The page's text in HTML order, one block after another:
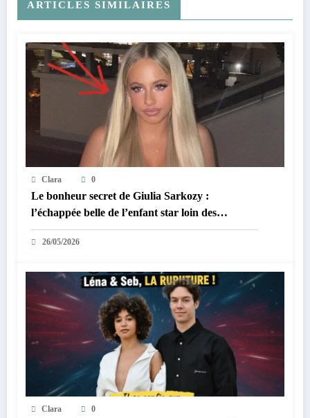
ARTICLES SIMILAIRES
Clara 0
Le bonheur secret de Giulia Sarkozy :
l’échappée belle de l’enfant star loin des
tumultes familiaux.
26/05/2026
Clara 0